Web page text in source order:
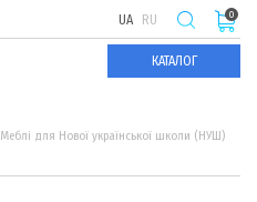
UA RU
КАТАЛОГ
0
Меблі для Нової української школи (НУШ)